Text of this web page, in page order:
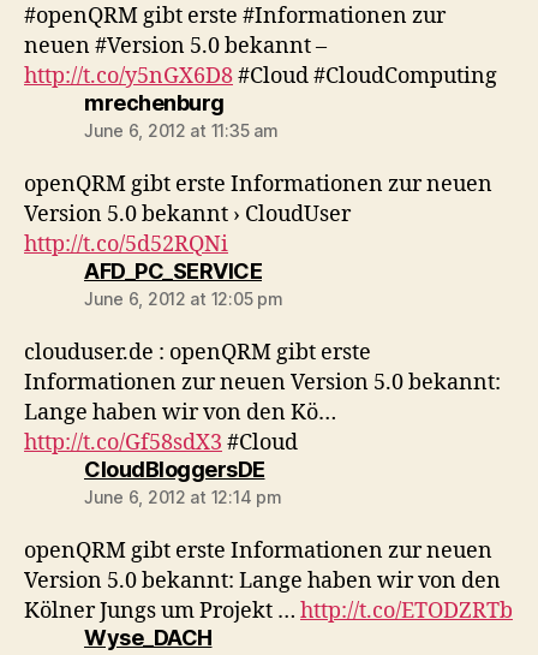
#openQRM gibt erste #Informationen zur
neuen #Version 5.0 bekannt –
http://t.co/y5nGX6D8#Cloud #CloudComputing
mrechenburgsays:
June 6, 2012 at 11:35 am
openQRM gibt erste Informationen zur neuen
Version 5.0 bekannt › CloudUser
http://t.co/5d52RQNi
AFD_PC_SERVICEsays:
June 6, 2012 at 12:05 pm
clouduser.de : openQRM gibt erste
Informationen zur neuen Version 5.0 bekannt:
Lange haben wir von den Kö…
http://t.co/Gf58sdX3 #Cloud
CloudBloggersDEsays:
June 6, 2012 at 12:14 pm
openQRM gibt erste Informationen zur neuen
Version 5.0 bekannt: Lange haben wir von den
Kölner Jungs um Projekt … http://t.co/ETODZRTb
Wyse_DACHsays: